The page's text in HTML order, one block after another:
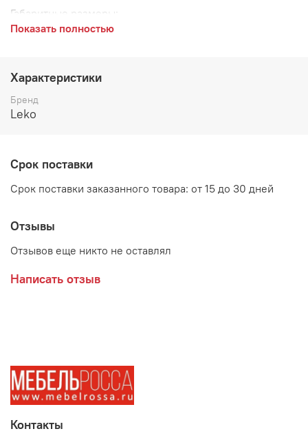
Габаритные размеры:
высота 720 мм
Возможные рацветки фасада:
Рамбла, корпус - Белый
Производитель:
Мебельная фабрика ЛЕКО
Показать полностью
Характеристики
Бренд
Leko
Срок поставки
Срок поставки заказанного товара: от 15 до 30 дней
Отзывы
Отзывов еще никто не оставлял
Написать отзыв
Контакты